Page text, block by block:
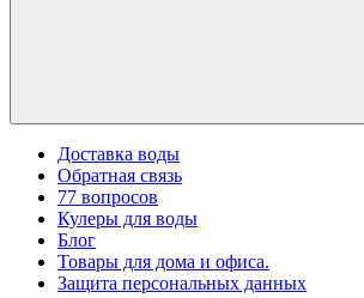
Доставка воды
Обратная связь
77 вопросов
Кулеры для воды
Блог
Товары для дома и офиса.
Защита персональных данных